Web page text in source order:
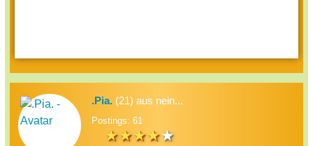
.Pia. (21) aus nein...
Postings: 61